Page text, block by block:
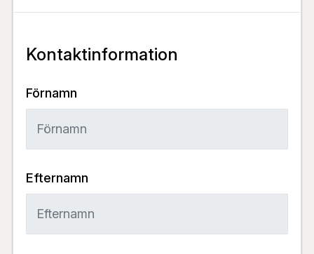
Kontaktinformation
Förnamn
Efternamn